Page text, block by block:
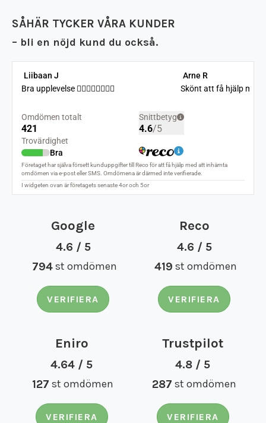
Flyttfirma Nacka
Flyttfirma Nora
Flyttfirma Nykvarn
Flyttfirma Nynäshamn
Flyttfirma Oxelösund
Flyttfirma Sala
Flyttfirma Saltsjöbaden
Flyttfirma Skinnskatteberg
Flyttfirma Skänninge
Flyttfirma Stockholm Tyskland
Flyttfirma Sverige
Flyttfirma Tranås
Flyttfirma Tumba
Flyttfirma Tyresö
Flyttfirma utomlands
Flyttfirma Vimmerby
Flyttfirma Ydre
Flyttfirma Åland
Flyttfirma Åtvidaberg
Flyttfirma Söderort
SÅHÄR TYCKER VÅRA KUNDER
– bli en nöjd kund du också.
Google
4.6 / 5
794 st omdömen
VERIFIERA
Reco
4.6 / 5
419 st omdömen
VERIFIERA
Eniro
4.64 / 5
127 st omdömen
VERIFIERA
Trustpilot
4.8 / 5
287 st omdömen
VERIFIERA